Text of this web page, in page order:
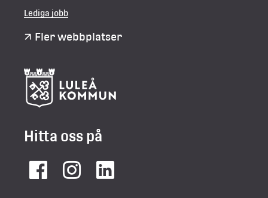
Lediga jobb
Fler webbplatser
Hitta oss på
FacebookInstagramLinkedIn